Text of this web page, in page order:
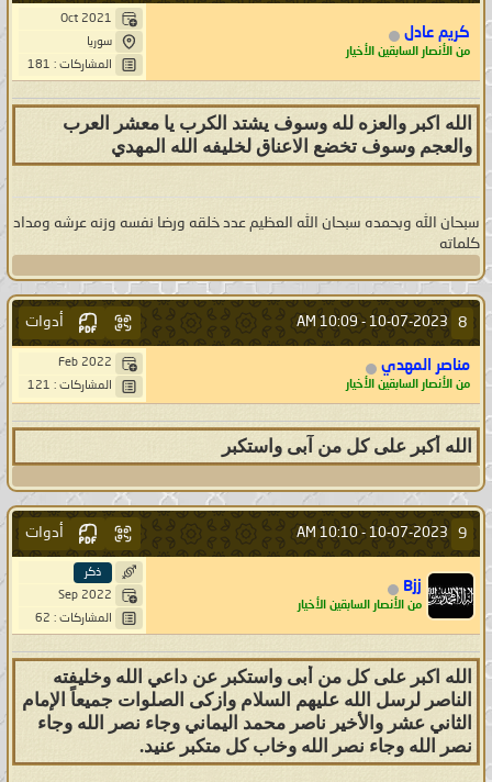
كريم عادل
من الأنصار السابقين الأخيار
Oct 2021
سوريا
المشاركات : 181
الله اكبر والعزه لله وسوف يشتد الكرب يا معشر العرب
والعجم وسوف تخضع الاعناق لخليفه الله المهدي
سبحان الله وبحمده سبحان الله العظيم عدد خلقه ورضا نفسه وزنه عرشه ومداد
كلماته
8
10-07-2023 -
10:09 AM أدوات
مناصر المهدي
من الأنصار السابقين الأخيار
Feb 2022
المشاركات : 121
الله أكبر على كل من آبى واستكبر
9
10-07-2023 -
10:10 AM أدوات
Bjj
من الأنصار السابقين الأخيار
ذكر
Sep 2022
المشاركات : 62
الله اكبر على كل من أبى واستكبر عن داعي الله وخليفته
الناصر لرسل الله عليهم السلام وازكى الصلوات جميعاً الإمام
الثاني عشر والأخير ناصر محمد اليماني وجاء نصر الله وجاء
نصر الله وجاء نصر الله وخاب كل متكبر عنيد.